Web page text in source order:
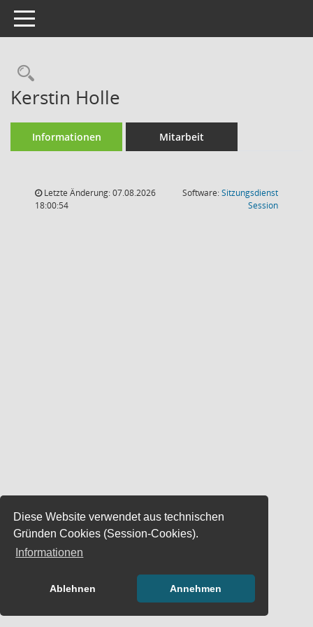
Diese Website verwendet aus technischen
Gründen Cookies (Session-Cookies).
Informationen
Ablehnen Annehmen
Toggle navigation
Rechercheauswahl
Kerstin Holle
Informationen Mitarbeit
Letzte Änderung: 07.08.2026
18:00:54
Software:Sitzungsdienst
Session(Wird in